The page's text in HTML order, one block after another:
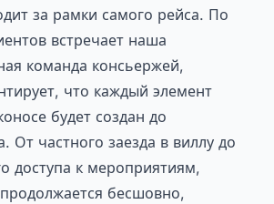
за рамки самого рейса. По
встречает наша
команда консьержей,
что каждый элемент
будет создан до
От частного заезда в виллу до
доступа к мероприятиям,
бесшовно,